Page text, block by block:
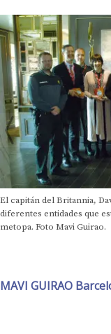
El capitán del Britannia,
diferentes entidades que
metopa. Foto Mavi Guirao.
MAVI GUIRAO